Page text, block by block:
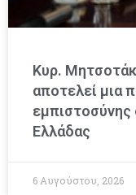
Κυρ.
αποτελεί μια
εμπιστοσύνης
Ελλάδας
6 Αυγούστου, 2026